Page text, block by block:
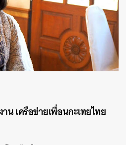
เครือข่ายเพื่อนกะเทยไทย